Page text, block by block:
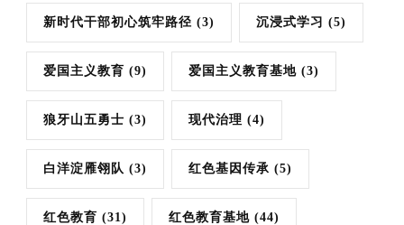
新时代干部初心筑牢路径 (3) 沉浸式学习 (5)
爱国主义教育 (9) 爱国主义教育基地 (3)
狼牙山五勇士 (3) 现代治理 (4)
白洋淀雁翎队 (3) 红色基因传承 (5)
红色教育 (31) 红色教育基地 (44)